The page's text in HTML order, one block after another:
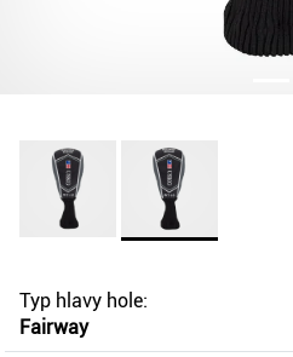
Typ hlavy hole:
Fairway